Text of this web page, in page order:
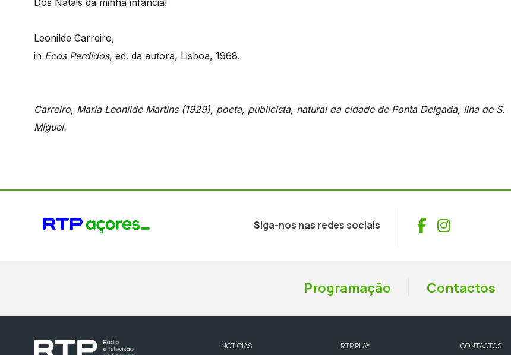
Leonilde Carreiro,
in Ecos Perdidos, ed. da autora, Lisboa, 1968.
Carreiro, Maria Leonilde Martins (1929), poeta, publicista, natural da cidade de Ponta Delgada, Ilha de S.
Miguel.
Siga-nos nas redes sociais Facebook
Instagram
Programação Contactos
NOTÍCIAS
RTP PLAY
CONTACTOS